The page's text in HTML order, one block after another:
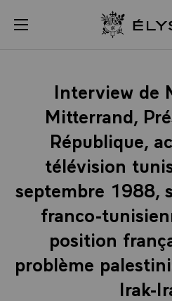
menu
Interview de
Mitterrand,
République,
télévision
septembre 1988,
franco-
position
problème
Irak-
Panneau de gestion des cookies